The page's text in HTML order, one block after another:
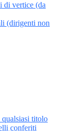
di vertice (da
(dirigenti non
titolo
conferiti